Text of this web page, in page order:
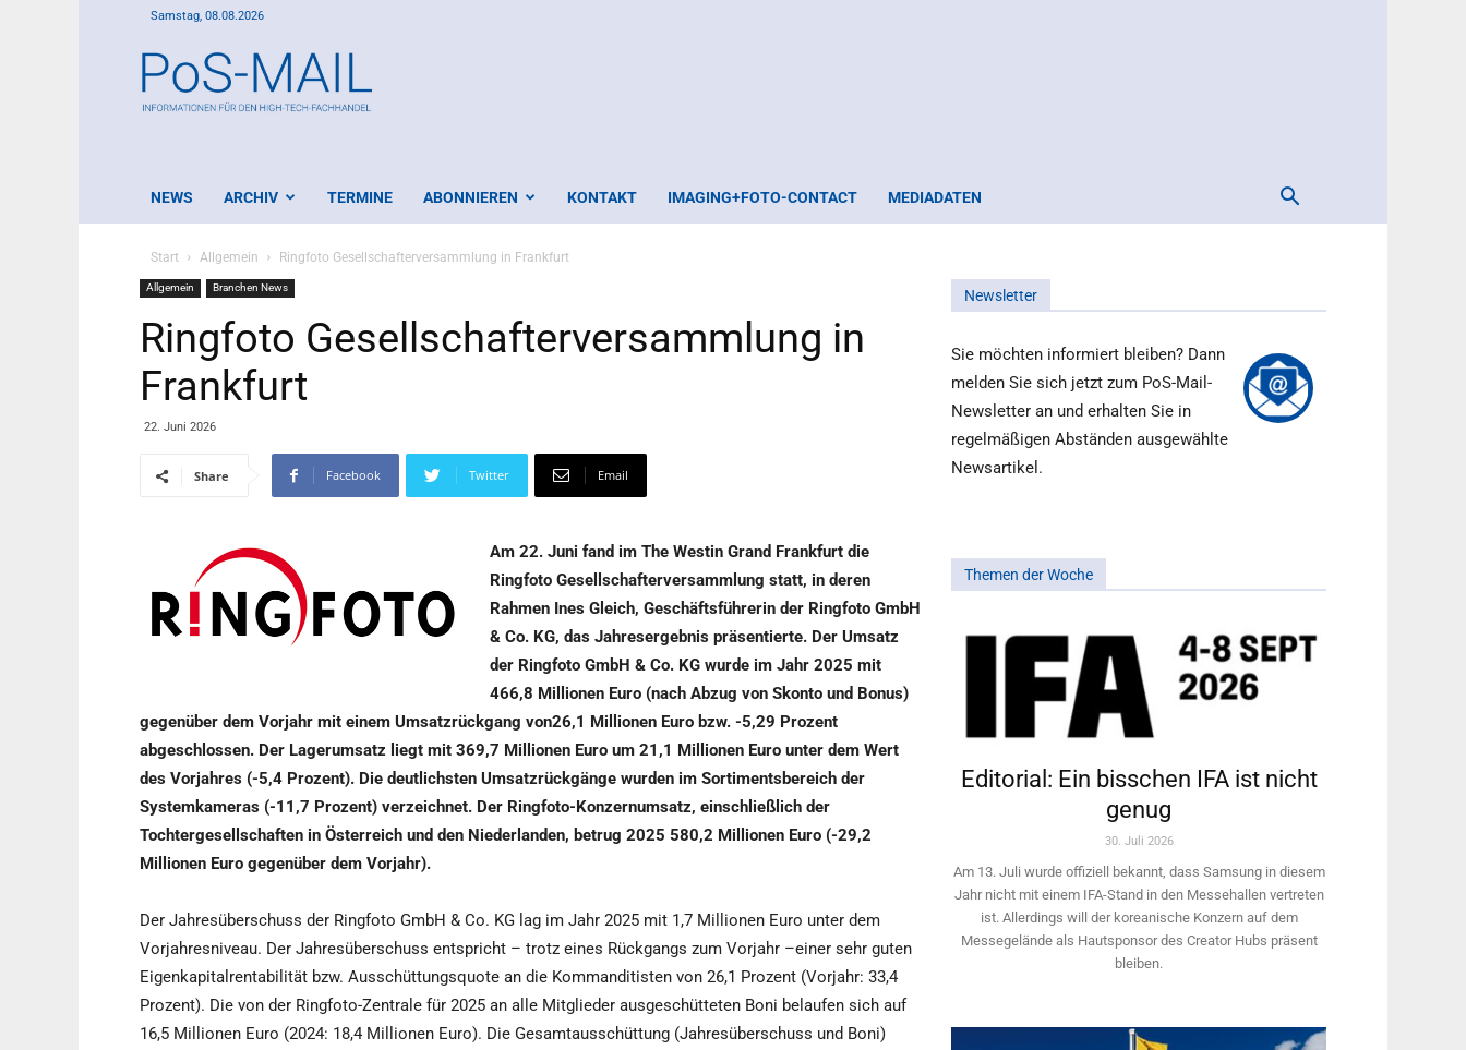
Samstag, 08.08.2026
Mail
NEWS ARCHIV TERMINE ABONNIEREN KONTAKT IMAGING+FOTO-CONTACT MEDIADATEN
Start Allgemein Ringfoto Gesellschafterversammlung in Frankfurt
Allgemein Branchen News
Ringfoto Gesellschafterversammlung in
Frankfurt
22. Juni 2026
Share Facebook Twitter Email
Am 22. Juni fand im The Westin Grand Frankfurt die
Ringfoto Gesellschafterversammlung statt, in deren
Rahmen Ines Gleich, Geschäftsführerin der Ringfoto GmbH
& Co. KG, das Jahresergebnis präsentierte. Der Umsatz
der Ringfoto GmbH & Co. KG wurde im Jahr 2025 mit
466,8 Millionen Euro (nach Abzug von Skonto und Bonus)
gegenüber dem Vorjahr mit einem Umsatzrückgang von26,1 Millionen Euro bzw. -5,29 Prozent
abgeschlossen. Der Lagerumsatz liegt mit 369,7 Millionen Euro um 21,1 Millionen Euro unter dem Wert
des Vorjahres (-5,4 Prozent). Die deutlichsten Umsatzrückgänge wurden im Sortimentsbereich der
Systemkameras (-11,7 Prozent) verzeichnet. Der Ringfoto-Konzernumsatz, einschließlich der
Tochtergesellschaften in Österreich und den Niederlanden, betrug 2025 580,2 Millionen Euro (-29,2
Millionen Euro gegenüber dem Vorjahr).
Der Jahresüberschuss der Ringfoto GmbH & Co. KG lag im Jahr 2025 mit 1,7 Millionen Euro unter dem
Vorjahresniveau. Der Jahresüberschuss entspricht – trotz eines Rückgangs zum Vorjahr –einer sehr guten
Eigenkapitalrentabilität bzw. Ausschüttungsquote an die Kommanditisten von 26,1 Prozent (Vorjahr: 33,4
Prozent). Die von der Ringfoto-Zentrale für 2025 an alle Mitglieder ausgeschütteten Boni belaufen sich auf
16,5 Millionen Euro (2024: 18,4 Millionen Euro). Die Gesamtausschüttung (Jahresüberschuss und Boni)
Newsletter
Sie möchten informiert bleiben? Dann
melden Sie sich jetzt zum PoS-Mail-
Newsletter an und erhalten Sie in
regelmäßigen Abständen ausgewählte
Newsartikel.
Themen der Woche
Editorial: Ein bisschen IFA ist nicht
genug
30. Juli 2026
Am 13. Juli wurde offiziell bekannt, dass Samsung in diesem
Jahr nicht mit einem IFA-Stand in den Messehallen vertreten
ist. Allerdings will ­der koreanische Konzern auf dem
Messegelände als Hautsponsor des Creator Hubs präsent
bleiben.